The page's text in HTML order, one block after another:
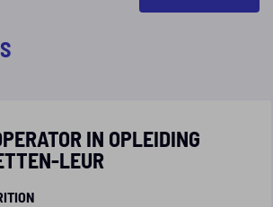
IN OPLEIDING
LEUR